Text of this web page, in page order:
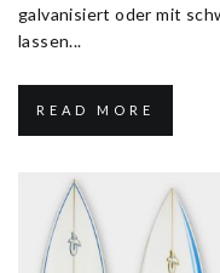
galvanisiert oder mit
lassen...
READ MORE